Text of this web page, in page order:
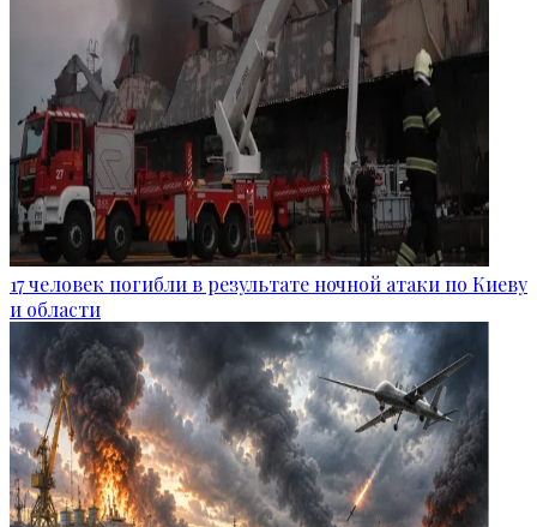
17 человек погибли в результате ночной атаки по Киеву
и области